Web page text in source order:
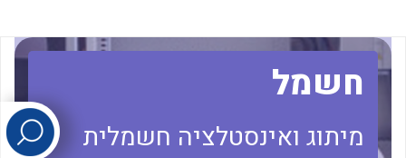
לכל מוצרי היצרן לכל מוצרי היצרן
חשמל
מיתוג ואינסטלציה חשמלית